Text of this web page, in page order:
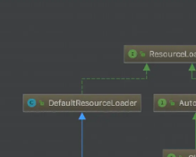
if (this
}
}
}
return